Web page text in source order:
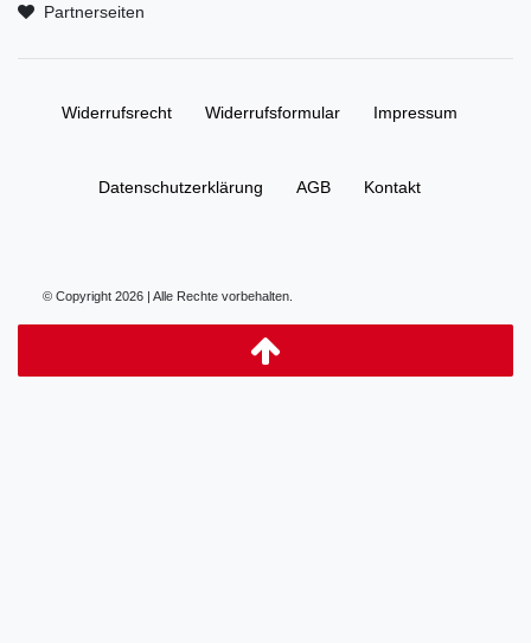
Partnerseiten
Widerrufs­recht Widerrufs­formular Impressum
Daten­schutz­erklärung AGB Kontakt
© Copyright 2026 | Alle Rechte vorbehalten.